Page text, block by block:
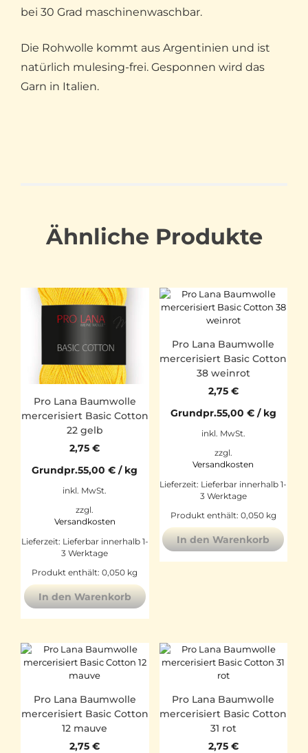
bei 30 Grad maschinenwaschbar.
Die Rohwolle kommt aus Argentinien und ist
natürlich mulesing-frei. Gesponnen wird das
Garn in Italien.
Ähnliche Produkte
Pro Lana Baumwolle
mercerisiert Basic Cotton
22 gelb
2,75€
Grundpr.55,00€ / kg
inkl. MwSt.
zzgl.
Versandkosten
Lieferzeit: Lieferbar innerhalb 1-
3 Werktage
Produkt enthält: 0,050 kg
In den Warenkorb
Pro Lana Baumwolle
mercerisiert Basic Cotton
38 weinrot
2,75 €
Grundpr.55,00 €/ kg
inkl. MwSt.
zzgl.
Versandkosten
Lieferzeit: Lieferbar innerhalb 1-
3 Werktage
Produkt enthält: 0,050 kg
In den Warenkorb
Pro Lana Baumwolle
mercerisiert Basic Cotton
12 mauve
2,75€
Pro Lana Baumwolle
mercerisiert Basic Cotton
31 rot
2,75 €